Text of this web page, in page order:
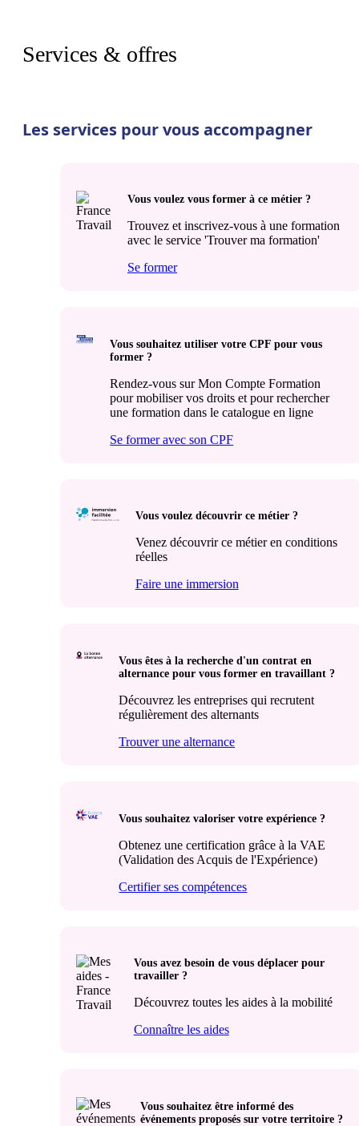
Services & offres
Les services pour vous accompagner
Vous voulez vous former à ce métier ?
Trouvez et inscrivez-vous à une formation
avec le service 'Trouver ma formation'
Se former
Vous souhaitez utiliser votre CPF pour vous
former ?
Rendez-vous sur Mon Compte Formation
pour mobiliser vos droits et pour rechercher
une formation dans le catalogue en ligne
Se former avec son CPF
Vous voulez découvrir ce métier ?
Venez découvrir ce métier en conditions
réelles
Faire une immersion
Vous êtes à la recherche d'un contrat en
alternance pour vous former en travaillant ?
Découvrez les entreprises qui recrutent
régulièrement des alternants
Trouver une alternance
Vous souhaitez valoriser votre expérience ?
Obtenez une certification grâce à la VAE
(Validation des Acquis de l'Expérience)
Certifier ses compétences
Vous avez besoin de vous déplacer pour
travailler ?
Découvrez toutes les aides à la mobilité
Connaître les aides
Vous souhaitez être informé des
événements proposés sur votre territoire ?